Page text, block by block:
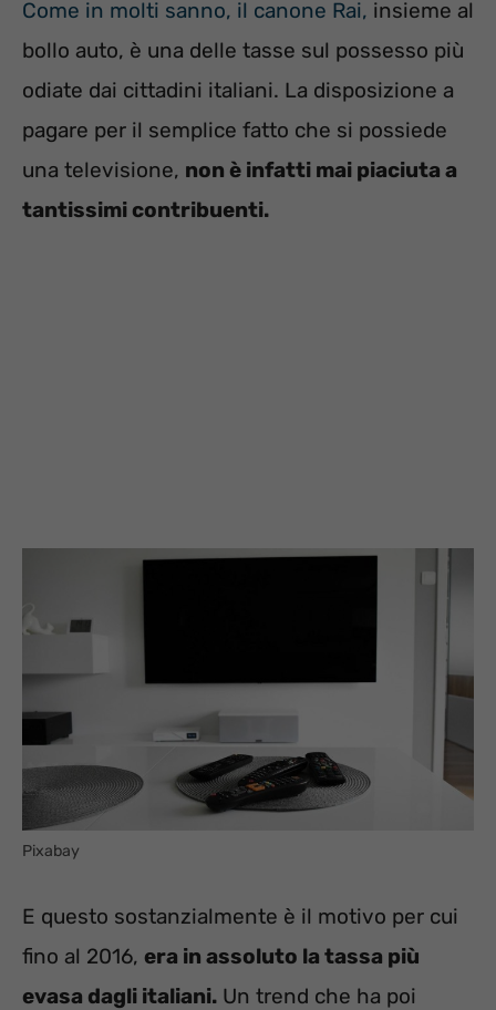
Come in molti sanno, il canone Rai, insieme al
bollo auto, è una delle tasse sul possesso più
odiate dai cittadini italiani. La disposizione a
pagare per il semplice fatto che si possiede
una televisione, non è infatti mai piaciuta a
tantissimi contribuenti.
Pixabay
E questo sostanzialmente è il motivo per cui
fino al 2016, era in assoluto la tassa più
evasa dagli italiani. Un trend che ha poi